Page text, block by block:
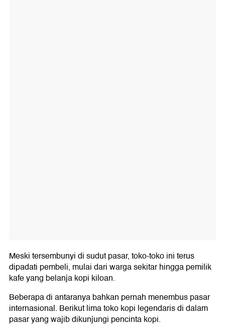
Meski tersembunyi di sudut pasar, toko-toko ini terus
dipadati pembeli, mulai dari warga sekitar hingga pemilik
kafe yang belanja kopi kiloan.
Beberapa di antaranya bahkan pernah menembus pasar
internasional. Berikut lima toko kopi legendaris di dalam
pasar yang wajib dikunjungi pencinta kopi.